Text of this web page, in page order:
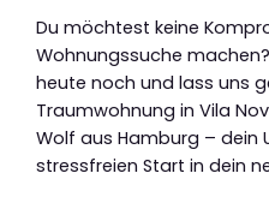
Du möchtest keine
Wohnungssuche
heute noch und lass uns
Traumwohnung in Vila
Wolf aus Hamburg – dein
stressfreien Start in dein